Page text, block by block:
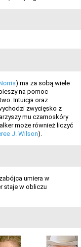
) ma za sobą wiele
na pomoc
Intuicja oraz
zwycięsko z
mu czarnoskóry
może również liczyć
J. Wilson).
umiera w
staje w obliczu